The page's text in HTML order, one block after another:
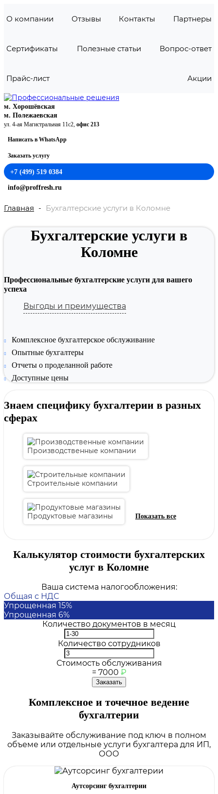
О компании Отзывы Контакты Партнеры
Сертификаты Полезные статьи Вопрос-ответ
Прайс-лист Акции
м. Хорошёвская
м. Полежаевская
ул. 4-ая Магистральная 11с2, офис 213
Написать в WhatsApp
Заказать услугу
+7 (499) 519 0384
info@proffresh.ru
Главная Бухгалтерские услуги в Коломне
Бухгалтерские услуги в
Коломне
Профессиональные бухгалтерские услуги для вашего
успеха
Выгоды и преимущества
Комплексное бухгалтерское обслуживание
Опытные бухгалтеры
Отчеты о проделанной работе
Доступные цены
Знаем специфику бухгалтерии в разных
сферах
Производственные компании
Строительные компании
Продуктовые магазины
Калькулятор стоимости бухгалтерских
услуг в Коломне
Ваша система налогообложения:
Общая с НДС
Упрощенная 15%
Упрощенная 6%
Количество документов в месяц
Количество сотрудников
Стоимость обслуживания
= 7000 ₽
Заказать
Комплексное и точечное ведение
бухгалтерии
Заказывайте обслуживание под ключ в полном
объеме или отдельные услуги бухгалтера для ИП,
ООО
Аутсорсинг бухгалтерии